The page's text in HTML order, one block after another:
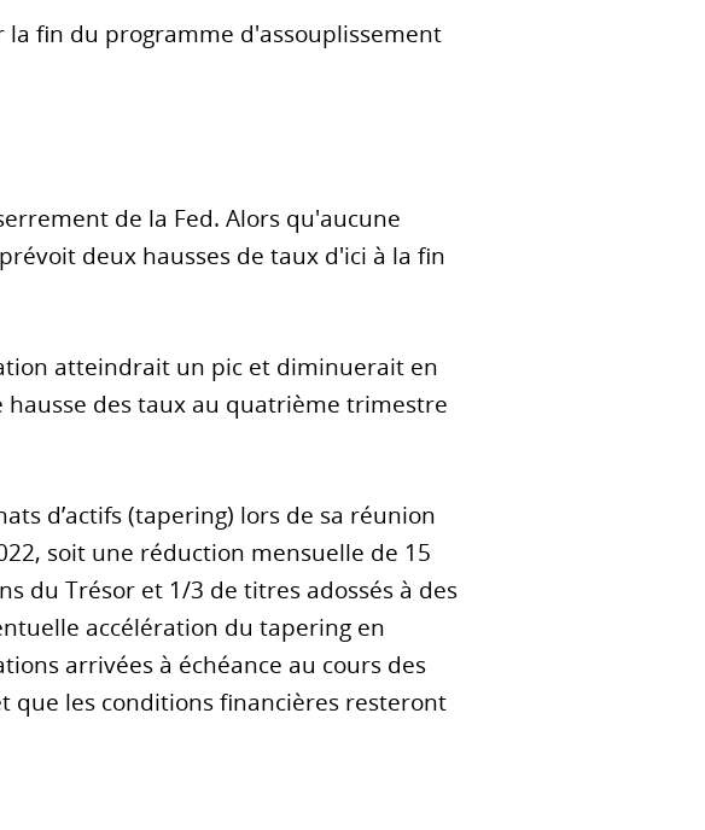
fin du programme d'assouplissement
de la Fed. Alors qu'aucune
deux hausses de taux d'ici à la fin
atteindrait un pic et diminuerait en
des taux au quatrième trimestre
d’actifs (tapering) lors de sa réunion
soit une réduction mensuelle de 15
du Trésor et 1/3 de titres adossés à des
accélération du tapering en
arrivées à échéance au cours des
que les conditions financières resteront